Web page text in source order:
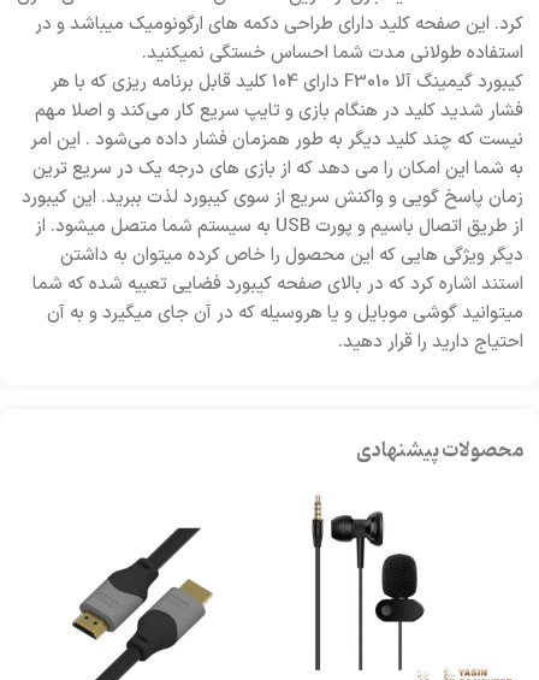
کرد. این صفحه کلید دارای طراحی دکمه های ارگونومیک میباشد و در
استفاده طولانی مدت شما احساس خستگی نمیکنید.
کیبورد گیمینگ آلا F3010 دارای 104 کلید قابل برنامه ریزی که با هر
فشار شدید کلید در هنگام بازی و تایپ سریع کار می‌کند و اصلا مهم
نیست که چند کلید دیگر به طور همزمان فشار داده می‌شود . این امر
به شما این امکان را می دهد که از بازی های درجه یک در سریع ترین
زمان پاسخ گویی و واکنش سریع از سوی کیبورد لذت ببرید. این کیبورد
از طریق اتصال باسیم و پورت USB به سیستم شما متصل میشود. از
دیگر ویژگی هایی که این محصول را خاص کرده میتوان به داشتن
استند اشاره کرد که در بالای صفحه کیبورد فضایی تعبیه شده که شما
میتوانید گوشی موبایل و یا هروسیله که در آن جای میگیرد و به آن
احتیاج دارید را قرار دهید.
محصولات پیشنهادی